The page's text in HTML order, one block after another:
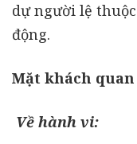
dự người lệ
động.
Mặt khách
Về hành vi: